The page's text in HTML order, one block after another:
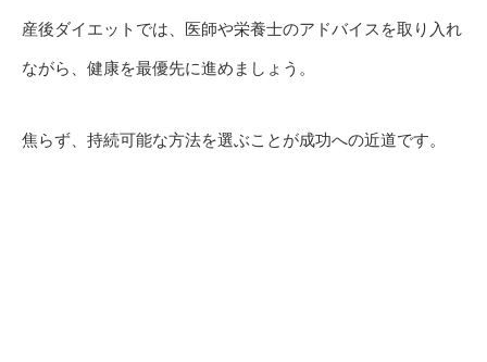
産後ダイエットでは、医師や栄養士のアドバイスを取り入れ
ながら、健康を最優先に進めましょう。
焦らず、持続可能な方法を選ぶことが成功への近道です。